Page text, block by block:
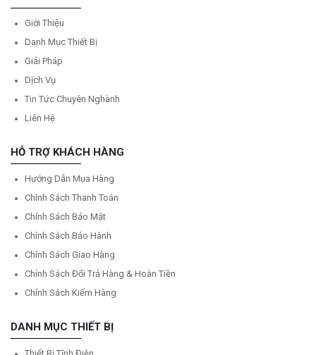
Giới Thiệu
Danh Mục Thiết Bị
Giải Pháp
Dịch Vụ
Tin Tức Chuyên Nghành
Liên Hệ
HỖ TRỢ KHÁCH HÀNG
Hướng Dẫn Mua Hàng
Chính Sách Thanh Toán
Chính Sách Bảo Mật
Chính Sách Bảo Hành
Chính Sách Giao Hàng
Chính Sách Đổi Trả Hàng & Hoàn Tiền
Chính Sách Kiểm Hàng
DANH MỤC THIẾT BỊ